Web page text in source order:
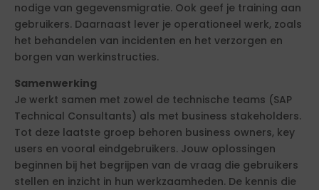
nodige van gegevensmigratie. Ook geef je training aan
gebruikers. Daarnaast lever je operationeel werk, zoals
het behandelen van incidenten en het verzorgen en
borgen van werkinstructies.
Samenwerking
Je werkt samen met zowel de technische teams (SAP
Technical Consultants) als met business stakeholders.
Tot deze laatste groep behoren business owners, key
users en vooral eindgebruikers. Jouw oplossingen
beginnen bij het begrijpen van de vraag die gebruikers
stellen en inzicht in hun werkzaamheden. De kennis die